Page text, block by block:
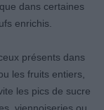
dans certaines
enrichis.
présents dans
les fruits entiers,
les pics de sucre